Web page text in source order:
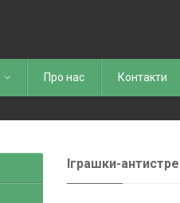
Про нас Контакти
Іграшки-